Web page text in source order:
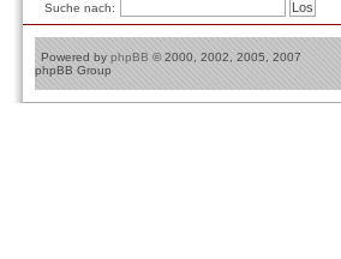
Suche nach:
Powered by phpBB © 2000, 2002, 2005, 2007
phpBB Group